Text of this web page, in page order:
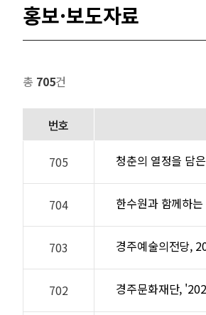
홍보·보도자료
총 705건
번호
705 청춘의 열정을 담
704 한수원과 함께하
703 경주예술의전당,
702 경주문화재단,